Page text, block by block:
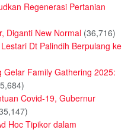
Regenerasi Pertanian
Diganti New Normal (36,716)
Dt Palindih Berpulang ke
Gelar Family Gathering 2025:
Covid-19, Gubernur
Hoc Tipikor dalam